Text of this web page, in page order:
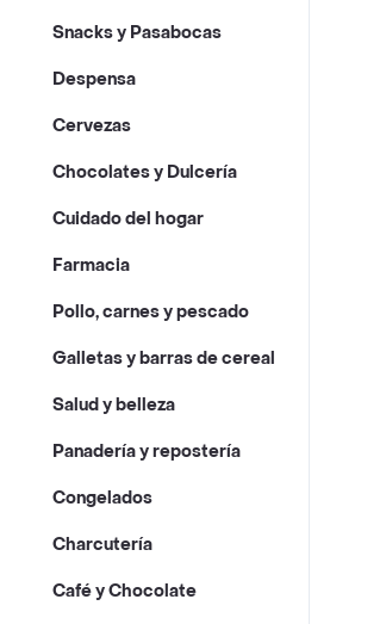
Snacks y Pasabocas
Despensa
Cervezas
Chocolates y Dulcería
Cuidado del hogar
Farmacia
Pollo, carnes y pescado
Galletas y barras de cereal
Salud y belleza
Panadería y repostería
Congelados
Charcutería
Café y Chocolate